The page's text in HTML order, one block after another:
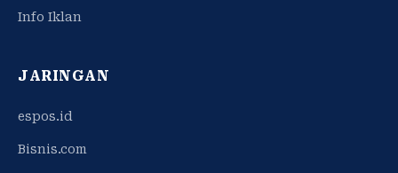
Info Iklan
JARINGAN
espos.id
Bisnis.com